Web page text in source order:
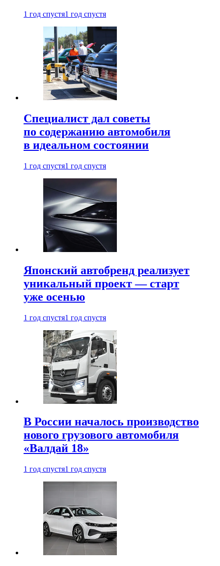
1 год спустя1 год спустя
Специалист дал советы
по содержанию автомобиля
в идеальном состоянии
1 год спустя1 год спустя
Японский автобренд реализует
уникальный проект — старт
уже осенью
1 год спустя1 год спустя
В России началось производство
нового грузового автомобиля
«Валдай 18»
1 год спустя1 год спустя